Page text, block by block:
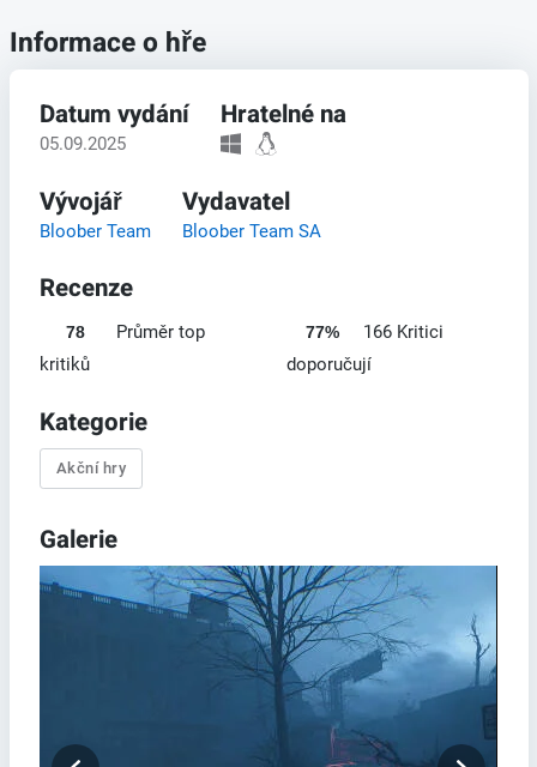
Informace o hře
Datum vydání
05.09.2025
Hratelné na
Vývojář
Bloober Team
Vydavatel
Bloober Team SA
Recenze
78
Průměr top
kritiků
77%
166 Kritici
doporučují
Kategorie
Akční hry
Galerie